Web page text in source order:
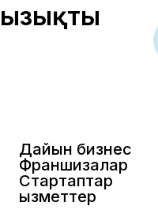
Қызықты
Дайын бизнес
Франшизалар
Стартаптар
Қызметтер